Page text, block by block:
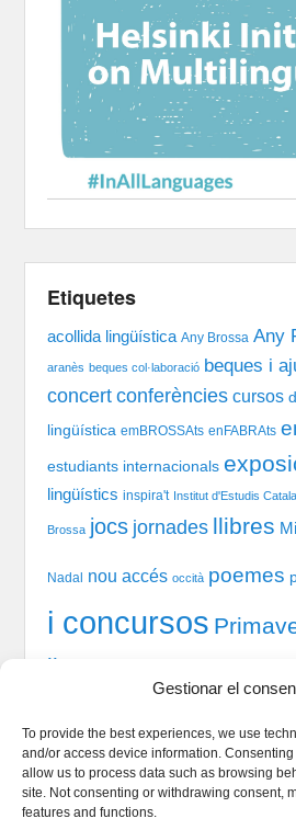
Gestionar el
To provide the best experiences, we use
and/or access device information. Consenting
allow us to process data such as browsing
site. Not consenting or withdrawing consent,
features and functions.
Etiquetes
acollida lingüística Any Brossa Any
aranès beques col·laboració beques i
concert conferències cursos
lingüística emBROSSAts enFABRAts
estudiants internacionals
lingüístics inspira't Institut d'Estudis
Brossa jocs jornades llibres
Nadal nou accés occità poemes
i concursos
llengua
Qui som